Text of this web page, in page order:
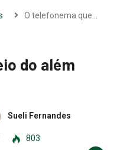
O telefonema que…
do além
Sueli Fernandes
803